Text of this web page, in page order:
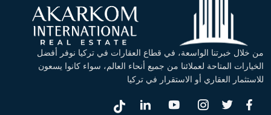
من خلال خبرتنا الواسعة، في قطاع العقارات في تركيا نوفر أفضل
الخيارات المتاحة لعملائنا من جميع أنحاء العالم، سواء كانوا يسعون
للاستثمار العقاري أو الاستقرار في تركيا